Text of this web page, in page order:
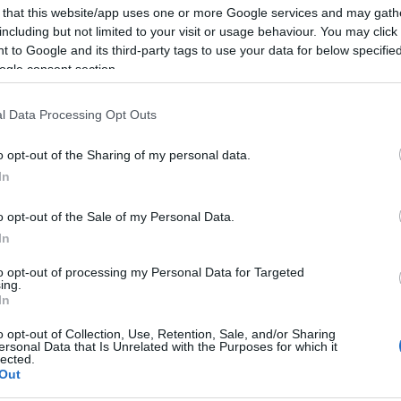
that this website/app uses one or more Google services and may
but not limited to your visit or usage behaviour. You may
to Google and its third-party tags to use your data for below
consent section.
Data Processing Opt Outs
opt-out of the Sharing of my personal data.
opt-out of the Sale of my Personal Data.
opt-out of processing my Personal Data for Targeted
opt-out of Collection, Use, Retention, Sale, and/or Sharing
Data that Is Unrelated with the Purposes for which it
GOOGLE NEWS ΚΑΝΟΝΤΑΣ
και τον , οι οποίοι βρίσκονται στην
ιδιαίτερα ο ένας τον άλλον.
Τι